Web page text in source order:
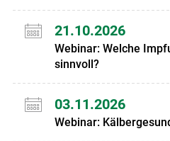
21.10.2026
Webinar: Welche
sinnvoll?
03.11.2026
Webinar: